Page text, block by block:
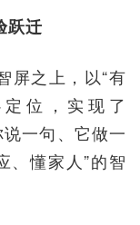
跃迁
屏之上，以“有
位，实现了
一句、它做一
、懂家人”的智